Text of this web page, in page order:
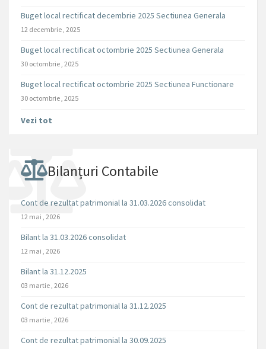
Buget local rectificat decembrie 2025 Sectiunea Generala
12 decembrie , 2025
Buget local rectificat octombrie 2025 Sectiunea Generala
30 octombrie , 2025
Buget local rectificat octombrie 2025 Sectiunea Functionare
30 octombrie , 2025
Vezi tot
Bilanțuri Contabile
Cont de rezultat patrimonial la 31.03.2026 consolidat
12 mai , 2026
Bilant la 31.03.2026 consolidat
12 mai , 2026
Bilant la 31.12.2025
03 martie , 2026
Cont de rezultat patrimonial la 31.12.2025
03 martie , 2026
Cont de rezultat patrimonial la 30.09.2025